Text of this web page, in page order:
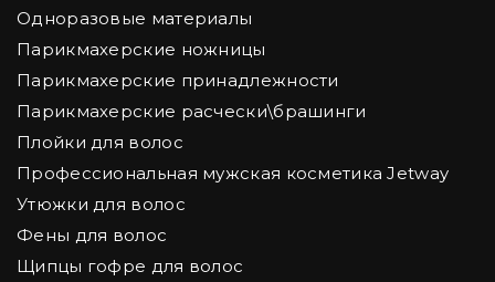
Одноразовые материалы
Парикмахерские ножницы
Парикмахерские принадлежности
Парикмахерские расчески\брашинги
Плойки для волос
Профессиональная мужская косметика Jetway
Утюжки для волос
Фены для волос
Щипцы гофре для волос